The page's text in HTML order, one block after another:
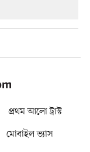
প্রথম আলো ট্রাস্ট
মোবাইল ভ্যাস